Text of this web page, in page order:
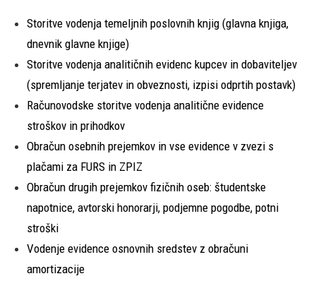
Storitve vodenja temeljnih poslovnih knjig (glavna knjiga,
dnevnik glavne knjige)
Storitve vodenja analitičnih evidenc kupcev in dobaviteljev
(spremljanje terjatev in obveznosti, izpisi odprtih postavk)
Računovodske storitve vodenja analitične evidence
stroškov in prihodkov
Obračun osebnih prejemkov in vse evidence v zvezi s
plačami za FURS in ZPIZ
Obračun drugih prejemkov fizičnih oseb: študentske
napotnice, avtorski honorarji, podjemne pogodbe, potni
stroški
Vodenje evidence osnovnih sredstev z obračuni
amortizacije